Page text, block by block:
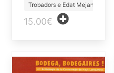
Trobadors e Edat Mejana
15.00€